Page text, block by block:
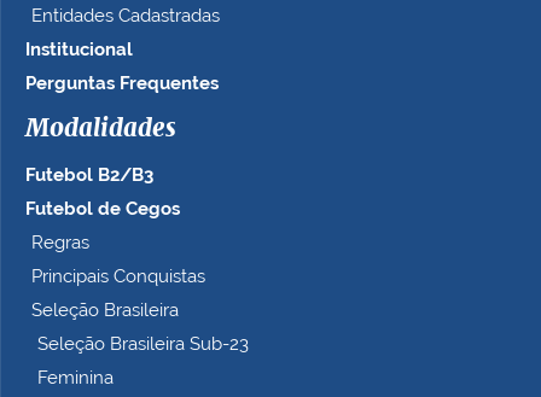
a
n
o
o
m
e
t
Entidades Cadastradas
Institucional
Perguntas Frequentes
Modalidades
Futebol B2/B3
Futebol de Cegos
Regras
Principais Conquistas
Seleção Brasileira
Seleção Brasileira Sub-23
Feminina